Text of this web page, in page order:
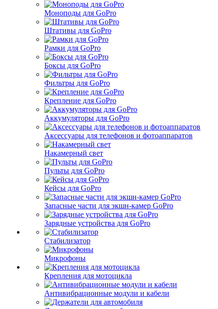
Моноподы для GoPro
Штативы для GoPro
Рамки для GoPro
Боксы для GoPro
Фильтры для GoPro
Крепление для GoPro
Аккумуляторы для GoPro
Аксессуары для телефонов и фотоаппаратов
Накамерный свет
Пульты для GoPro
Кейсы для GoPro
Запасные части для экшн-камер GoPro
Зарядные устройства для GoPro
Стабилизатор
Микрофоны
Крепления для мотоцикла
Антивибрационные модули и кабели